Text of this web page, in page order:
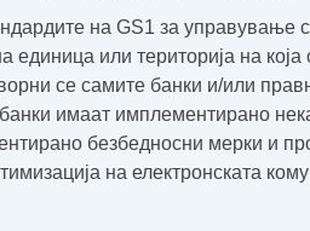
на GS1 за управување
единица или територија на
се самите банки и/или
имаат имплементирано
безбедносни мерки и
на електронската